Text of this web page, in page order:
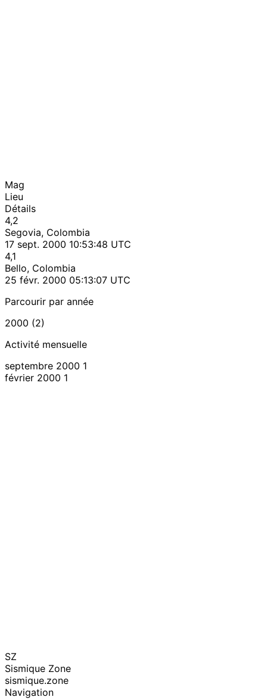
Mag
Lieu
Détails
4,2
Segovia, Colombia
17 sept. 2000 10:53:48 UTC
4,1
Bello, Colombia
25 févr. 2000 05:13:07 UTC
Parcourir par année
2000 (2)
Activité mensuelle
septembre 2000 1
février 2000 1
SZ
Sismique Zone
sismique.zone
Navigation